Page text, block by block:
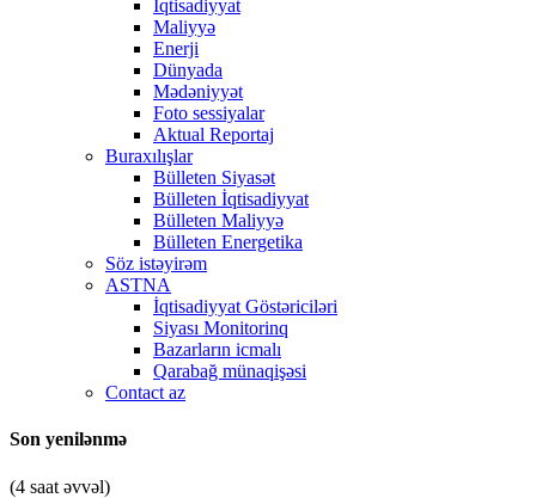
İqtisadiyyat
Maliyyə
Enerji
Dünyada
Mədəniyyət
Foto sessiyalar
Aktual Reportaj
Buraxılışlar
Bülleten Siyasət
Bülleten İqtisadiyyat
Bülleten Maliyyə
Bülleten Energetika
Söz istəyirəm
ASTNA
İqtisadiyyat Göstəriciləri
Siyası Monitorinq
Bazarların icmalı
Qarabağ münaqişəsi
Contact az
Son yenilənmə
(4 saat əvvəl)